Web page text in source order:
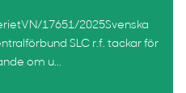
17651/2025Svenska
SLC r.f. tackar för
om u...